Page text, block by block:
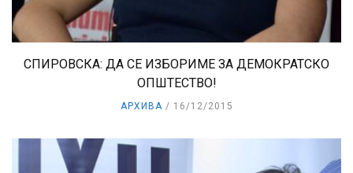
СПИРОВСКА: ДА СЕ ИЗБОРИМЕ ЗА ДЕМОКРАТСКО
ОПШТЕСТВО!
АРХИВА 16/12/2015